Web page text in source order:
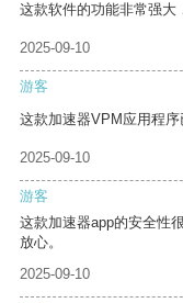
这款软件的功能非常强大
2025-09-10
游客
这款加速器VPM应用程序
2025-09-10
游客
这款加速器app的安全性
放心。
2025-09-10